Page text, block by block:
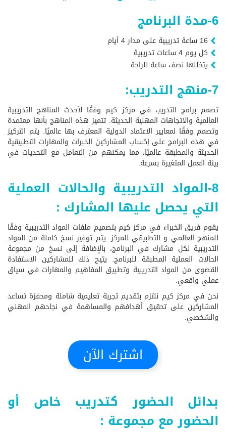
6-مدة البرنامج
16 ساعة تدريبية على مدار 4 أيام
كل يوم 4 ساعات تدريبية
يتخللها نصف ساعة للراحة
7-منهج التدريب:
تصمم برامج التدريب في مركز كيم وفقًا لأحدث المناهج التدريبية
العالمية والاتجاهات المهنية الحديثة. تتميز هذه المناهج بأنها معتمدة
وتصمم وفقًا لمعايير الاعتماد الدولية المعترف بها عالميًا. يتم التركيز
في هذه البرامج على إكساب المشاركين الخبرات والمهارات التطبيقية
الحديثة والمطبقة عالميًا، مما يمكنهم من التعامل مع التحديات في
بيئة العمل المتغيرة بسرعة.
8-المواد التدريبية والحالات العملية
التي يحصل عليها المشارك :
يقوم فريق الخبراء في مركز كيم بتصميم ملفات المواد التدريبية وفقًا
للمنهج العالمي و التطبيقي للمركز. يتم توفير نسخ كاملة من المواد
التدريبية لكل مشارك في البرنامج، بالإضافة إلى نسخ من مجموعة
الحالات العملية المطبقة للبرنامج. يتيح ذلك للمشاركين الاستفادة
القصوى من المواد التدريبية وتطبيق المفاهيم والمهارات في سياق
عملي واقعي.
نحن في مركز كيم نلتزم بتقديم تجربة تعليمية شاملة ومحفزة تساعد
المشاركين على تحقيق أهدافهم والمساهمة في نجاحهم المهني
والشخصي.
اشترك الآن
بدائل الحضور كتدريب خاص أو
الحضور مع مجموعة :